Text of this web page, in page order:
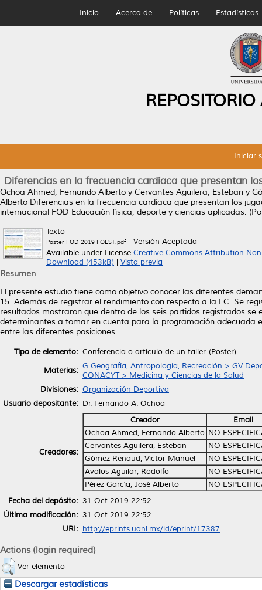
Inicio Acerca de Políticas Estadísticas
Iniciar
Diferencias en la frecuencia cardíaca que presentan
Ochoa Ahmed, Fernando Alberto y Cervantes Aguilera, Esteban y
Alberto Diferencias en la frecuencia cardíaca que presentan los
internacional FOD Educación física, deporte y ciencias aplicadas.
Texto
Poster FOD 2019 FOEST.pdf- Versión Aceptada
Available under License Creative Commons Attribution
Download (453kB)
Vista previa
Resumen
El presente estudio tiene como objetivo conocer las diferentes
15. Además de registrar el rendimiento con respecto a la FC. Se
resultados mostraron que dentro de los seis partidos registrados
determinantes a tomar en cuenta para la programación adecuada
entre las diferentes posiciones
Tipo de elemento: Conferencia o artículo de un taller. (Poster)
Materias: G Geografía, Antropología, Recreación > GV
CONACYT > Medicina y Ciencias de la Salud
Divisiones: Organización Deportiva
Usuario depositante: Dr. Fernando A. Ochoa
Creadores:
Creador
Email
Ochoa Ahmed, Fernando Alberto NO
Cervantes Aguilera, Esteban
NO
Gómez Renaud, Víctor Manuel
NO
Avalos Aguilar, Rodolfo
NO
Pérez García, José Alberto
NO
Fecha del depósito: 31 Oct 2019 22:52
Última modificación: 31 Oct 2019 22:52
URI: http://eprints.uanl.mx/id/eprint/17387
Actions (login required)
Ver elemento
Descargar estadísticas